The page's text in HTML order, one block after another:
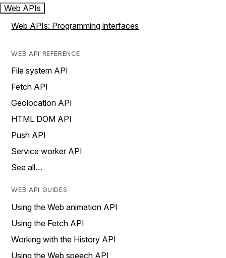
Web APIs
Web APIs: Programming interfaces
WEB API REFERENCE
File system API
Fetch API
Geolocation API
HTML DOM API
Push API
Service worker API
See all…
WEB API GUIDES
Using the Web animation API
Using the Fetch API
Working with the History API
Using the Web speech API